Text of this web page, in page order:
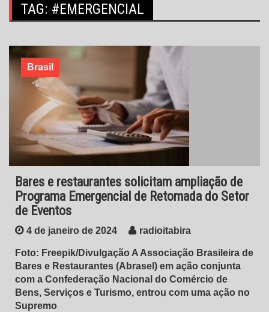
TAG: #EMERGENCIAL
Brasil
Bares e restaurantes solicitam ampliação de
Programa Emergencial de Retomada do Setor
de Eventos
4 de janeiro de 2024 radioitabira
Foto: Freepik/Divulgação A Associação Brasileira de
Bares e Restaurantes (Abrasel) em ação conjunta
com a Confederação Nacional do Comércio de
Bens, Serviços e Turismo, entrou com uma ação no
Supremo